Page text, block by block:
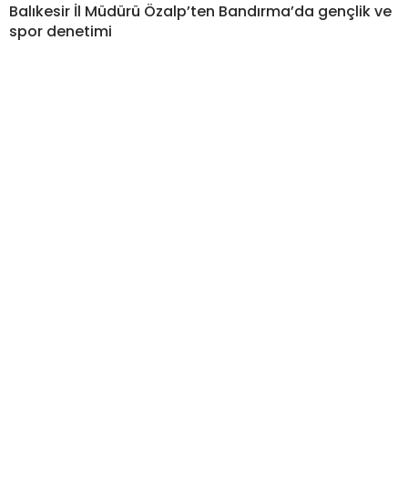
Balıkesir İl Müdürü Özalp’ten Bandırma’da gençlik ve
spor denetimi